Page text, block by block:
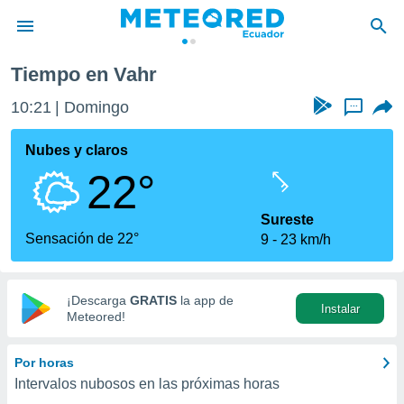
de
ha
calidad.
a este
las
y
digital
basada
Tiempo en Vahr
10:21 Domingo ...
Nubes y claros
22°
Sensación de 22°
Sureste
9
23 km/h
¡Descarga GRATIS la app de
Meteored!
Instalar
Por horas
Intervalos nubosos en las próximas horas